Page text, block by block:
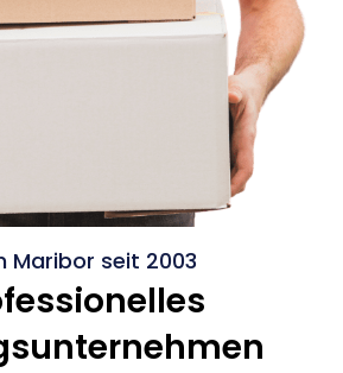
Maribor seit 2003